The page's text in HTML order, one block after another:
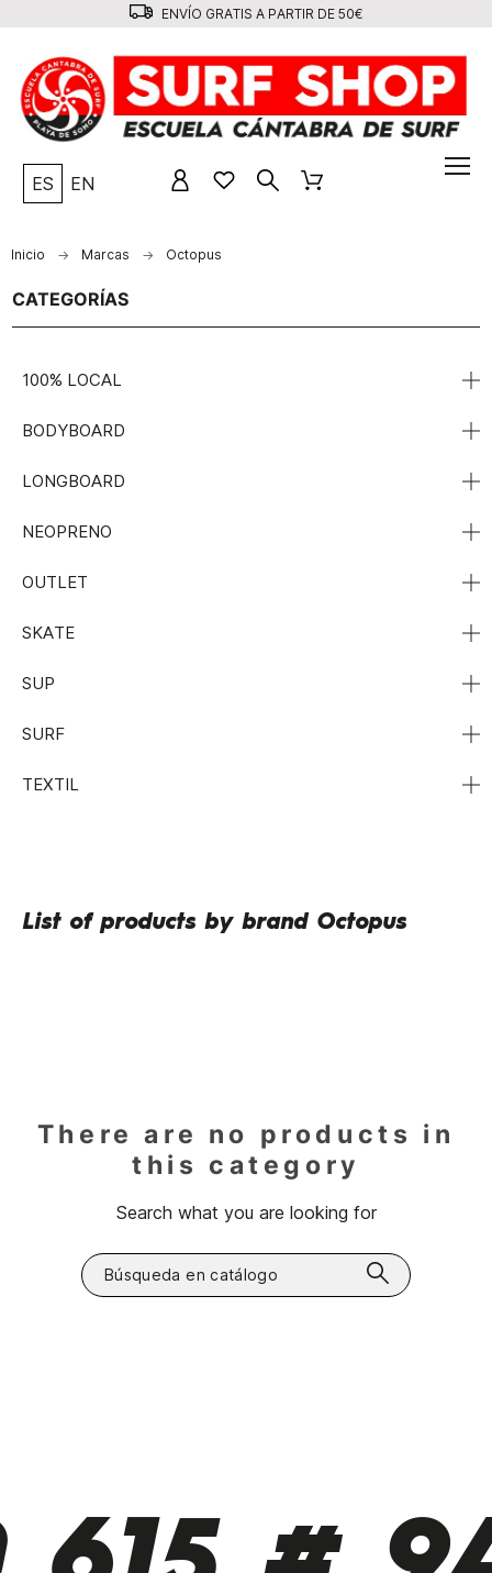
ENVÍO GRATIS A PARTIR DE 50€
ES EN
Inicio Marcas Octopus
CATEGORÍAS
100% LOCAL
BODYBOARD
LONGBOARD
NEOPRENO
OUTLET
SKATE
SUP
SURF
TEXTIL
List of products by brand Octopus
There are no products in
this category
Search what you are looking for